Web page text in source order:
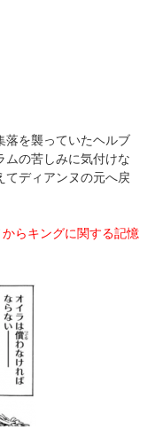
落を襲っていたヘルブ
ムの苦しみに気付けな
てディアンヌの元へ戻
らキングに関する記憶